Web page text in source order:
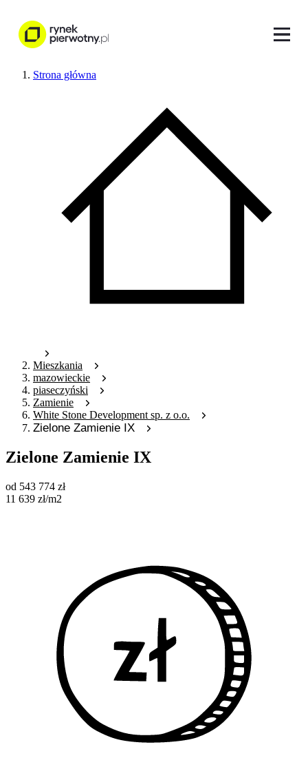
Strona główna
Mieszkania
mazowieckie
piaseczyński
Zamienie
White Stone Development sp. z o.o.
Zielone Zamienie IX
Zielone Zamienie IX
od 543 774 zł
11 639 zł/m2